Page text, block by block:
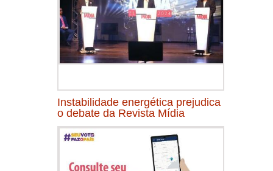
Instabilidade energética prejudica
o debate da Revista Mídia